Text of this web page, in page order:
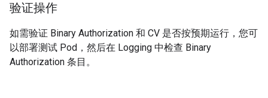
验证操作
如需验证 Binary Authorization 和 CV 是否按预期运行，您可
以部署测试 Pod，然后在 Logging 中检查 Binary
Authorization 条目。